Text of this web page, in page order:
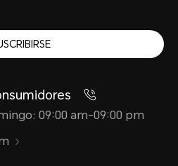
09:00 am-09:00 pm